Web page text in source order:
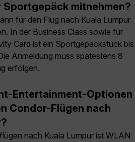
Sportgepäck mitnehmen?
für den Flug nach Kuala Lumpur
In der Business Class sowie für
Card ist ein Sportgepäckstück bis
Anmeldung muss spätestens 8
erfolgen.
Entertainment-Optionen
Condor-Flügen nach
nach Kuala Lumpur ist WLAN